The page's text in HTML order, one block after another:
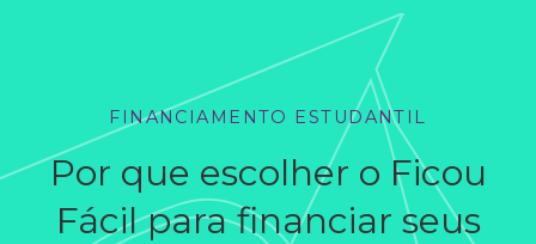
FINANCIAMENTO ESTUDANTIL
Por que escolher o Ficou
Fácil para financiar seus